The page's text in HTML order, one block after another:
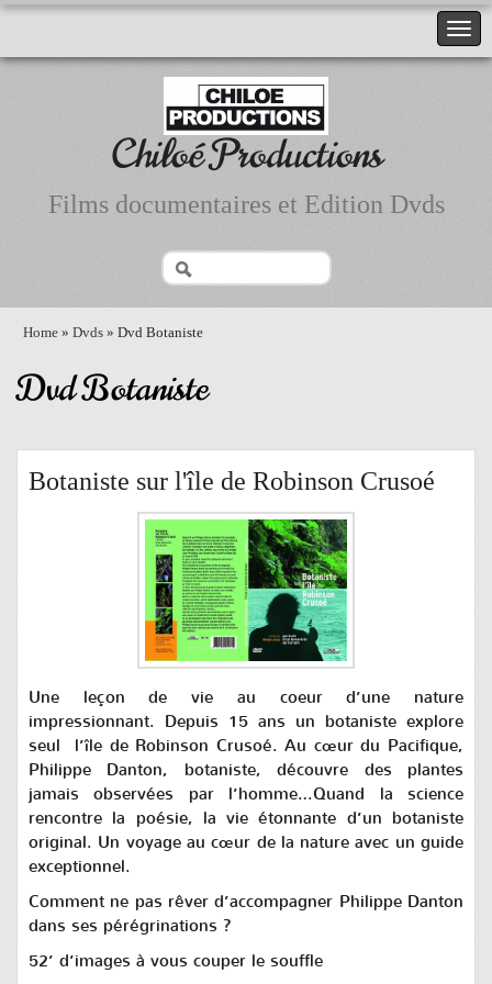
Chiloé Productions
Films documentaires et Edition Dvds
Home » Dvds » Dvd Botaniste
Dvd Botaniste
Botaniste sur l'île de Robinson Crusoé
Une leçon de vie au coeur d’une nature
impressionnant. Depuis 15 ans un botaniste explore
seul l’île de Robinson Crusoé. Au cœur du Pacifique,
Philippe Danton, botaniste, découvre des plantes
jamais observées par l’homme…Quand la science
rencontre la poésie, la vie étonnante d’un botaniste
original. Un voyage au cœur de la nature avec un guide
exceptionnel.
Comment ne pas rêver d’accompagner Philippe Danton
dans ses pérégrinations ?
52’ d’images à vous couper le souffle